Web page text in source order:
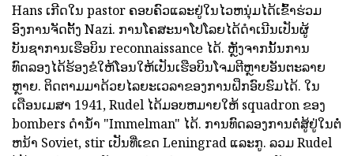
Hans ເກີດໃນ pastor ຄອບຄົວແລະຢູ່ໃນໄວຫນຸ່ມໄດ້ເຂົ້າຮ່ວມ
ອົງການຈັດຕັ້ງ Nazi. ການໂຄສະນາໂປໂລຍໄດ້ດໍາເນີນເປັນຜູ້
ບັນຊາການເຮືອບິນ reconnaissance ໄດ້. ຫຼັງຈາກນັ້ນການ
ທົດລອງໄດ້ຮ້ອງຂໍໃຫ້ໂອນໃຫ້ເປັນເຮືອບິນໂຈມຕີຫຼາຍອັນຕະລາຍ
ຫຼາຍ. ຕິດຕາມມາດ້ວຍໄລຍະເວລາຂອງການຝຶກອົບຮົມໄດ້. ໃນ
ເດືອນເມສາ 1941, Rudel ໄດ້ມອບຫມາຍໃຫ້ squadron ຂອງ
bombers ດໍານ້ໍາ "Immelman" ໄດ້. ການທົດລອງການຕໍ່ສູ້ຢູ່ໃນຕໍ່
ຫນ້າ Soviet, stir ເປັນທີ່ເຂດ Leningrad ແລະກູ. ລວມ Rudel